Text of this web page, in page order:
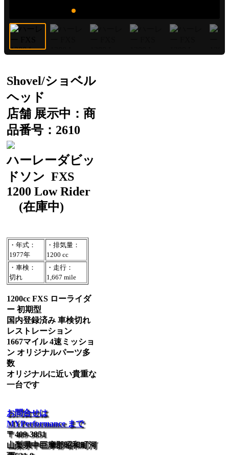
Shovel/ショベル
ヘッド
店舗 展示中：商
品番号：2610
ハーレーダビッ
ドソン FXS
1200 Low Rider
(在庫中)
・年式：
1977年
・排気量：
1200 cc
・車検：
切れ
・走行：
1,667 mile
1200cc FXS ローライダ
ー 初期型
国内登録済み 車検切れ
レストレーション
1667マイル 4速ミッショ
ン オリジナルパーツ多
数
オリジナルに近い貴重な
一台です
お問合せは
MYPerformance まで
〒409-3851
山梨県中巨摩郡昭和町河